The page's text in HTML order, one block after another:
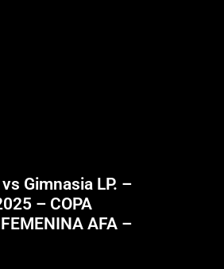
Gimnasia LP. –
– COPA
AFA –